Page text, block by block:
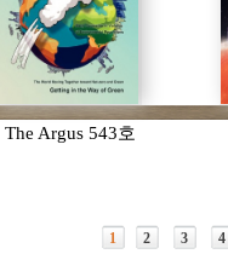
The Argus 543호
1 2 3 4